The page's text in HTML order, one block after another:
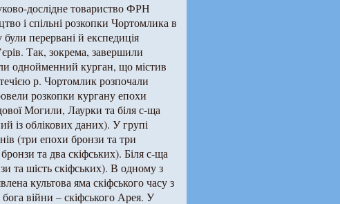
дослідне товариство ФРН
і спільні розкопки Чортомлика в
перервані й експедиція
Так, зокрема, завершили
однойменний курган, що містив
р. Чортомлик розпочали
розкопки кургану епохи
Могили, Лаурки та біля с-ща
із облікових даних). У групі
(три епохи бронзи та три
та два скіфських). Біля с-ща
та шість скіфських). В одному з
культова яма скіфського часу з
війни – скіфського Арея. У